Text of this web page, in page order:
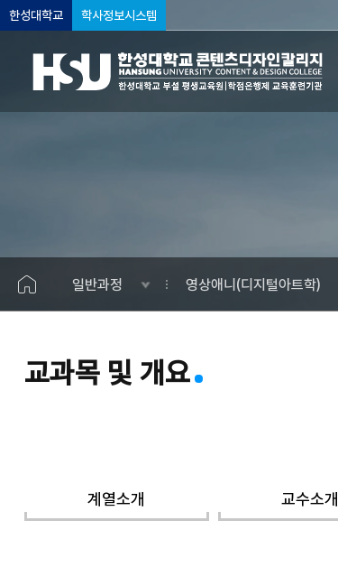
한성대학교 학사정보시스템
일반과정 영상애니(디지털아트학)
교과목 및 개요
계열소개 교수소개